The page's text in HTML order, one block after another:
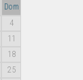
Dom
4
11
18
25